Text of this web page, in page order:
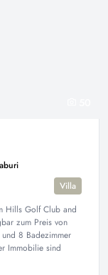
Villa
Hills Golf Club and
zum Preis von
8 Badezimmer
Immobilie sind